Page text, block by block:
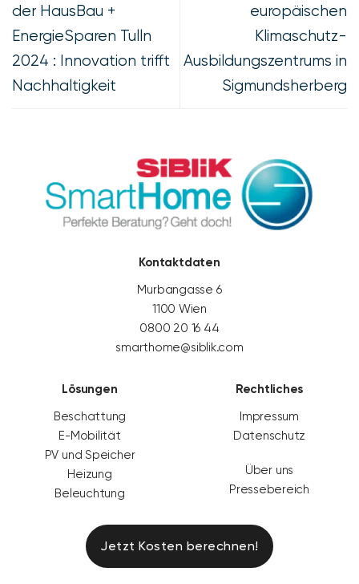
der HausBau +
EnergieSparen Tulln
2024 : Innovation trifft
Nachhaltigkeit
europäischen
Klimaschutz-
Ausbildungszentrums in
Sigmundsherberg
Kontaktdaten
Murbangasse 6
1100 Wien
0800 20 16 44
smarthome@siblik.com
Lösungen
Beschattung
E-Mobilität
PV und Speicher
Heizung
Beleuchtung
Rechtliches
Impressum
Datenschutz
Über uns
Pressebereich
Jetzt Kosten berechnen!